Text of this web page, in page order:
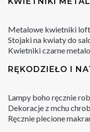
Metalowe kwietniki loft
Stojaki na kwiaty do
Kwietniki czarne
RĘKODZIEŁO I
Lampy boho ręcznie
Dekoracje z mchu
Ręcznie plecione